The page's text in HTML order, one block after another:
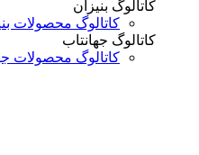
بنیزان
کاتالوگ محصولات بنیزان
جهانتاب
کاتالوگ محصولات جهانتاب